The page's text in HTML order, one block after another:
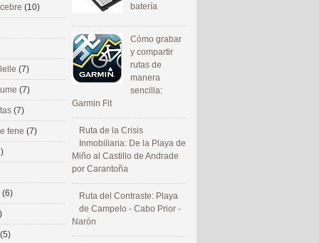
batería
Cómo grabar
y compartir
rutas de
manera
sencilla:
Garmin Fit
Ruta de la Crisis
Inmobiliaria: De la Playa de
Miño al Castillo de Andrade
por Carantoña
Ruta del Contraste: Playa
de Campelo - Cabo Prior -
Narón
(10)
(7)
(7)
(7)
fene (7)
(6)
(5)